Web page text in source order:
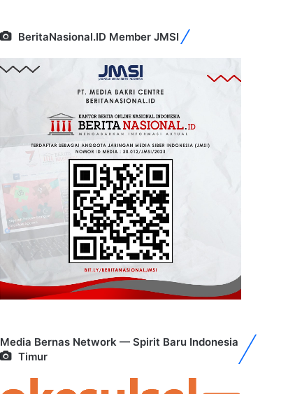
BeritaNasional.ID Member JMSI
Media Bernas Network — Spirit Baru Indonesia
Timur